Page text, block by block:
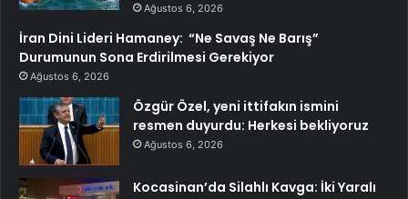
Ağustos 6, 2026
İran Dini Lideri Hamaney: “Ne Savaş Ne Barış”
Durumunun Sona Erdirilmesi Gerekiyor
Ağustos 6, 2026
Özgür Özel, yeni ittifakın ismini
resmen duyurdu: Herkesi bekliyoruz
Ağustos 6, 2026
Kocasinan’da Silahlı Kavga: İki Yaralı